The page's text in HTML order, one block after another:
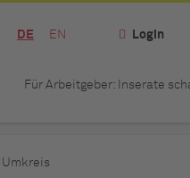
DE EN Login
Für Arbeitgeber: Inserate
Umkreis